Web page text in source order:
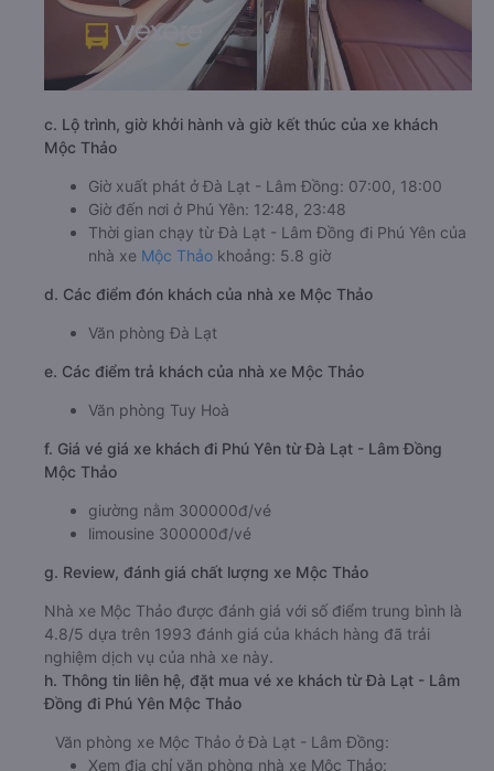
c. Lộ trình, giờ khởi hành và giờ kết thúc của xe khách
Mộc Thảo
Giờ xuất phát ở Đà Lạt - Lâm Đồng: 07:00, 18:00
Giờ đến nơi ở Phú Yên: 12:48, 23:48
Thời gian chạy từ Đà Lạt - Lâm Đồng đi Phú Yên của
nhà xe Mộc Thảo khoảng: 5.8 giờ
d. Các điểm đón khách của nhà xe Mộc Thảo
Văn phòng Đà Lạt
e. Các điểm trả khách của nhà xe Mộc Thảo
Văn phòng Tuy Hoà
f. Giá vé giá xe khách đi Phú Yên từ Đà Lạt - Lâm Đồng
Mộc Thảo
giường nằm 300000đ/vé
limousine 300000đ/vé
g. Review, đánh giá chất lượng xe Mộc Thảo
Nhà xe Mộc Thảo được đánh giá với số điểm trung bình là
4.8/5 dựa trên 1993 đánh giá của khách hàng đã trải
nghiệm dịch vụ của nhà xe này.
h. Thông tin liên hệ, đặt mua vé xe khách từ Đà Lạt - Lâm
Đồng đi Phú Yên Mộc Thảo
Văn phòng xe Mộc Thảo ở Đà Lạt - Lâm Đồng:
Xem địa chỉ văn phòng nhà xe Mộc Thảo: